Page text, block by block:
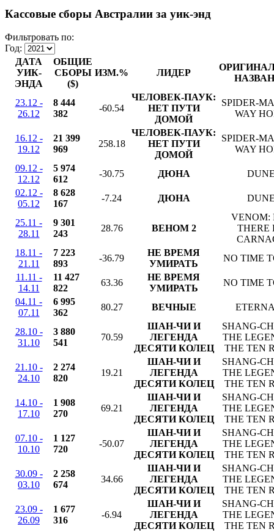
Кассовые сборы Австралии за уик-энд
Фильтровать по:
Год:
ДАТА
УИК-
ЭНДА
ОБЩИЕ
СБОРЫ
($)
ИЗМ.% ЛИДЕР
23.12 -
26.12
8 444
382
-60.54
ЧЕЛОВЕК-ПАУК:
НЕТ ПУТИ
ДОМОЙ
SPIDER-
WAY
16.12 -
19.12
21 399
969
258.18
ЧЕЛОВЕК-ПАУК:
НЕТ ПУТИ
ДОМОЙ
SPIDER-
WAY
09.12 -
12.12
5 974
612
-30.75 ДЮНА
02.12 -
05.12
8 628
167
-7.24 ДЮНА
25.11 -
28.11
9 301
243
28.76 ВЕНОМ 2
VENOM:
THERE
18.11 -
21.11
7 223
893
-36.79
НЕ ВРЕМЯ
УМИРАТЬ
NO TIME
11.11 -
14.11
11 427
822
63.36
НЕ ВРЕМЯ
УМИРАТЬ
NO TIME
04.11 -
07.11
6 995
362
80.27 ВЕЧНЫЕ
28.10 -
31.10
3 880
541
70.59
ШАН-ЧИ И
ЛЕГЕНДА
ДЕСЯТИ КОЛЕЦ
SHANG-
THE
THE TEN
21.10 -
24.10
2 274
820
19.21
ШАН-ЧИ И
ЛЕГЕНДА
ДЕСЯТИ КОЛЕЦ
SHANG-
THE
THE TEN
14.10 -
17.10
1 908
270
69.21
ШАН-ЧИ И
ЛЕГЕНДА
ДЕСЯТИ КОЛЕЦ
SHANG-
THE
THE TEN
07.10 -
10.10
1 127
720
-50.07
ШАН-ЧИ И
ЛЕГЕНДА
ДЕСЯТИ КОЛЕЦ
SHANG-
THE
THE TEN
30.09 -
03.10
2 258
674
34.66
ШАН-ЧИ И
ЛЕГЕНДА
ДЕСЯТИ КОЛЕЦ
SHANG-
THE
THE TEN
23.09 -
26.09
1 677
316
-6.94
ШАН-ЧИ И
ЛЕГЕНДА
ДЕСЯТИ КОЛЕЦ
SHANG-
THE
THE TEN